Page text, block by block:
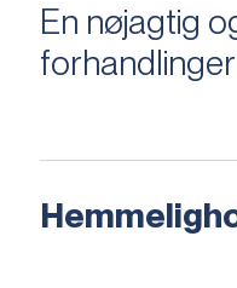
En nøjagtig